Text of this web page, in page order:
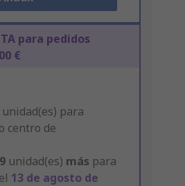
para pedidos
€
unidad(es) para
centro de
unidad(es) más para
13 de agosto de